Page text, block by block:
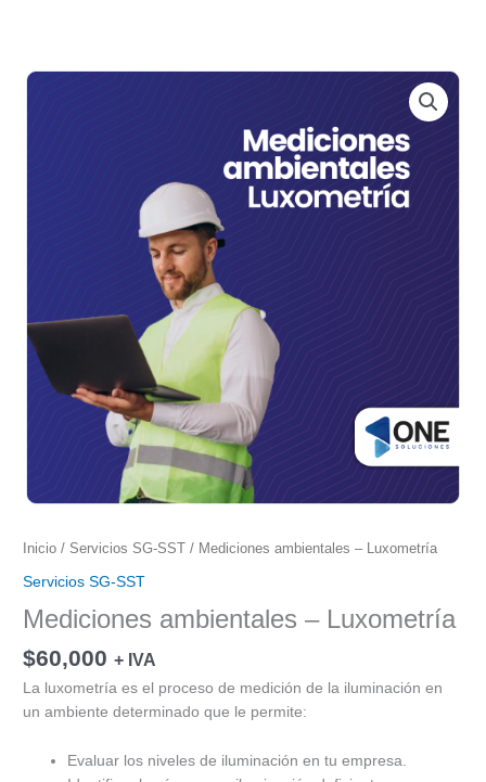
Inicio / Servicios SG-SST / Mediciones ambientales – Luxometría
Servicios SG-SST
Mediciones ambientales – Luxometría
$60,000 + IVA
La luxometría es el proceso de medición de la iluminación en
un ambiente determinado que le permite:
Evaluar los niveles de iluminación en tu empresa.
Mediciones